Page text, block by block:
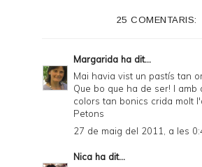
25 COMENTARIS:
Margarida ha dit...
Mai havia vist un pastís tan
Que bo que ha de ser! I amb
colors tan bonics crida molt
Petons
27 de maig del 2011, a les
Nica ha dit...